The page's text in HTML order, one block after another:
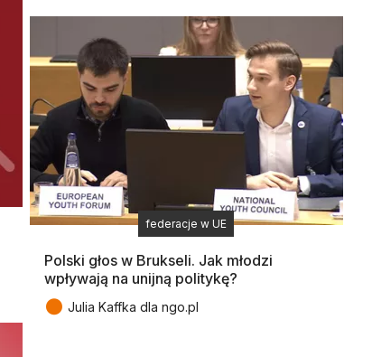
federacje w UE
Polski głos w Brukseli. Jak młodzi
wpływają na unijną politykę?
● Julia Kaffka dla ngo.pl